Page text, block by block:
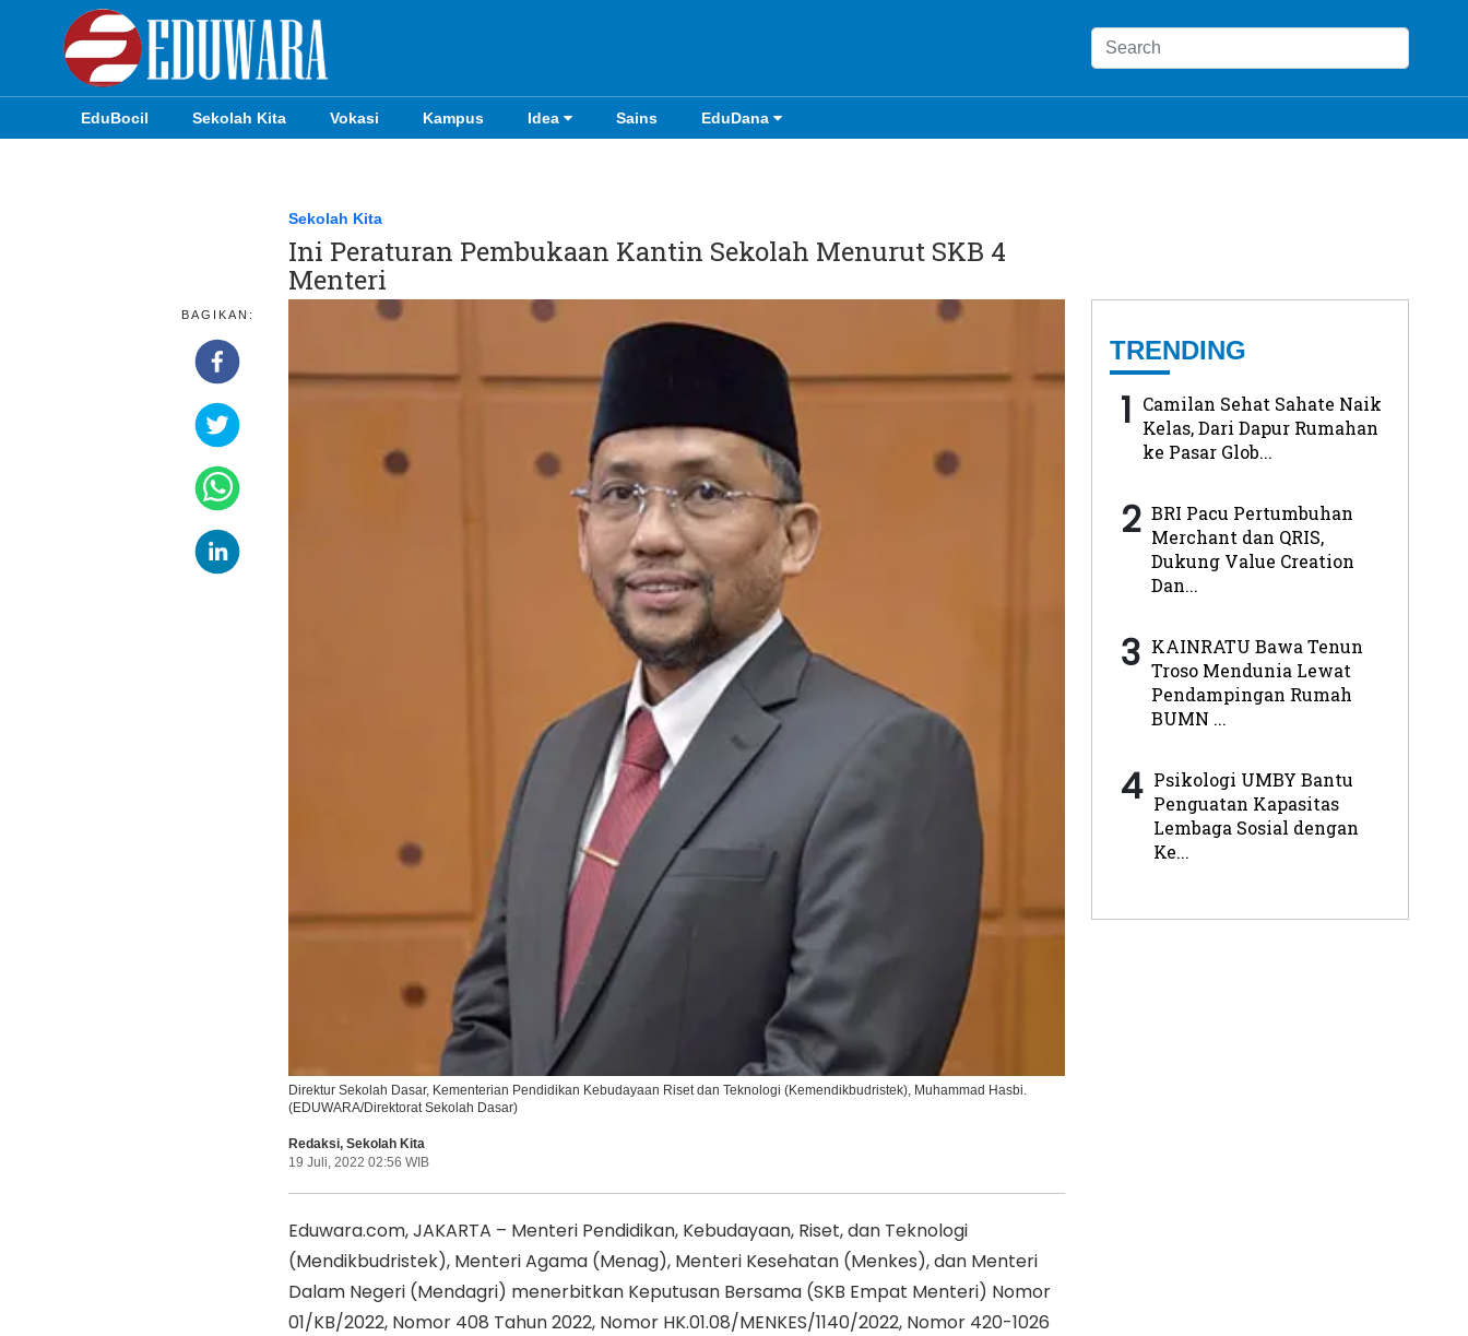
EduBocil Sekolah Kita Vokasi Kampus Idea Sains EduDana
Ikuti Kami di:
Sekolah Kita
Ini Peraturan Pembukaan Kantin Sekolah Menurut SKB 4
Menteri
BAGIKAN:
Direktur Sekolah Dasar, Kementerian Pendidikan Kebudayaan Riset dan Teknologi (Kemendikbudristek), Muhammad Hasbi.
(EDUWARA/Direktorat Sekolah Dasar)
Redaksi, Sekolah Kita
19 Juli, 2022 02:56 WIB
Eduwara.com, JAKARTA – Menteri Pendidikan, Kebudayaan, Riset, dan Teknologi
(Mendikbudristek), Menteri Agama (Menag), Menteri Kesehatan (Menkes), dan Menteri
Dalam Negeri (Mendagri) menerbitkan Keputusan Bersama (SKB Empat Menteri) Nomor
01/KB/2022, Nomor 408 Tahun 2022, Nomor HK.01.08/MENKES/1140/2022, Nomor 420-1026
TRENDING
1 Camilan Sehat Sahate Naik
Kelas, Dari Dapur Rumahan
ke Pasar Glob...
2 BRI Pacu Pertumbuhan
Merchant dan QRIS,
Dukung Value Creation
Dan...
3 KAINRATU Bawa Tenun
Troso Mendunia Lewat
Pendampingan Rumah
BUMN ...
4 Psikologi UMBY Bantu
Penguatan Kapasitas
Lembaga Sosial dengan
Ke...